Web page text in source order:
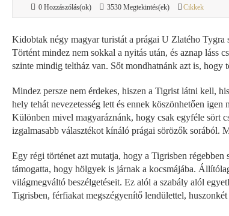
0 Hozzászólás(ok) 3530 Megtekintés(ek) Cikkek
Kidobtak négy magyar turistát a prágai U Zlatého
Történt mindez nem sokkal a nyitás után, és aznap láss
szinte mindig teltház van. Sőt mondhatnánk azt is, hogy
Mindez persze nem érdekes, hiszen a Tigrist látni kell,
hely tehát nevezetesség lett és ennek köszönhetően
Különben mivel magyaráznánk, hogy csak egyféle sört
izgalmasabb választékot kínáló prágai sörözők sorából.
Egy régi történet azt mutatja, hogy a Tigrisben
támogatta, hogy hölgyek is járnak a kocsmájába.
világmegváltó beszélgetéseit. Ez alól a szabály alól
Tigrisben, férfiakat megszégyenítő lendülettel,